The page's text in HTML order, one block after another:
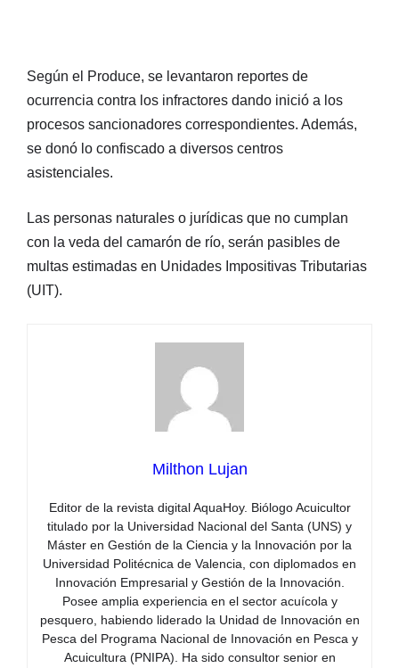
Según el Produce, se levantaron reportes de
ocurrencia contra los infractores dando inició a los
procesos sancionadores correspondientes. Además,
se donó lo confiscado a diversos centros
asistenciales.
Las personas naturales o jurídicas que no cumplan
con la veda del camarón de río, serán pasibles de
multas estimadas en Unidades Impositivas Tributarias
(UIT).
Milthon Lujan
Editor de la revista digital AquaHoy. Biólogo Acuicultor
titulado por la Universidad Nacional del Santa (UNS) y
Máster en Gestión de la Ciencia y la Innovación por la
Universidad Politécnica de Valencia, con diplomados en
Innovación Empresarial y Gestión de la Innovación.
Posee amplia experiencia en el sector acuícola y
pesquero, habiendo liderado la Unidad de Innovación en
Pesca del Programa Nacional de Innovación en Pesca y
Acuicultura (PNIPA). Ha sido consultor senior en